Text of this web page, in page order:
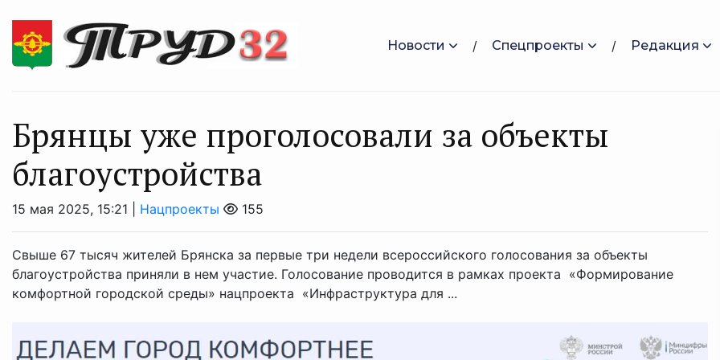
Новости Спецпроекты Редакция
Брянцы уже проголосовали за объекты
благоустройства
15 мая 2025, 15:21 | Нацпроекты 155
Свыше 67 тысяч жителей Брянска за первые три недели всероссийского голосования за объекты
благоустройства приняли в нем участие. Голосование проводится в рамках проекта «Формирование
комфортной городской среды» нацпроекта «Инфраструктура для ...